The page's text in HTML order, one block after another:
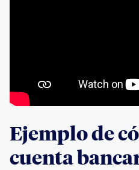
Ejemplo de
cuenta